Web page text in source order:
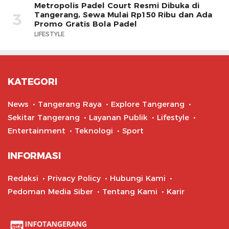
3
Metropolis Padel Court Resmi Dibuka di
Tangerang, Sewa Mulai Rp150 Ribu dan Ada
Promo Gratis Bola Padel
LIFESTYLE
KATEGORI
News Tangerang Raya
Explore Tangerang
Sekitar Tangerang
Layanan Publik
Lifestyle
Entertainment
Teknologi Sport
INFORMASI
Redaksi Privacy Policy
Hubungi Kami
Pedoman Media Siber
Tentang Kami Karir